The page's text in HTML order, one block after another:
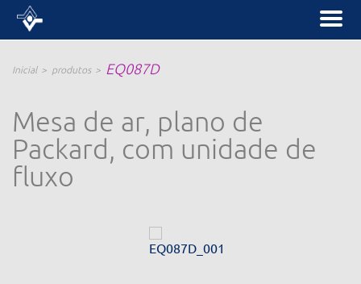
Inicial produtos EQ087D
Mesa de ar, plano de
Packard, com unidade de
fluxo